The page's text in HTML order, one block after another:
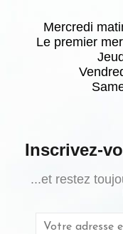
Mercredi
Le premier
Inscrivez-
...et restez